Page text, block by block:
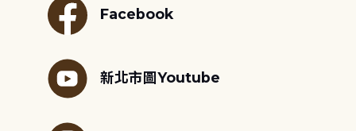
Facebook
新北市圖Youtube